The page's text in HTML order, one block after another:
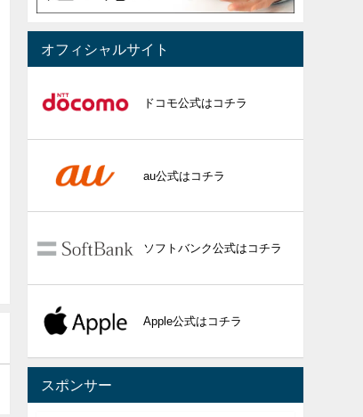
オフィシャルサイト
ドコモ公式はコチラ
au公式はコチラ
ソフトバンク公式はコチラ
Apple公式はコチラ
スポンサー